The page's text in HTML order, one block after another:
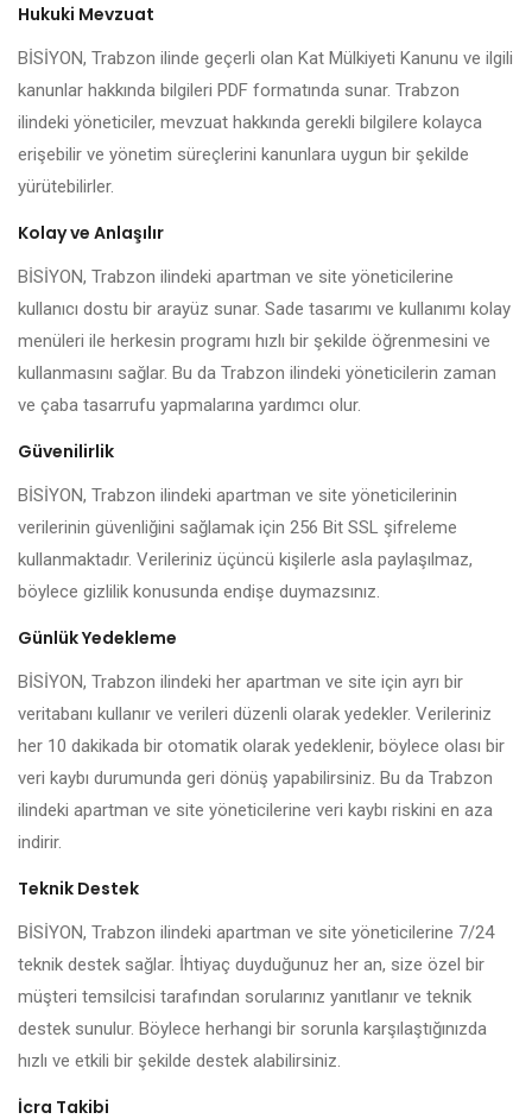
Hukuki Mevzuat
BİSİYON, Trabzon ilinde geçerli olan Kat Mülkiyeti Kanunu ve ilgili
kanunlar hakkında bilgileri PDF formatında sunar. Trabzon
ilindeki yöneticiler, mevzuat hakkında gerekli bilgilere kolayca
erişebilir ve yönetim süreçlerini kanunlara uygun bir şekilde
yürütebilirler.
Kolay ve Anlaşılır
BİSİYON, Trabzon ilindeki apartman ve site yöneticilerine
kullanıcı dostu bir arayüz sunar. Sade tasarımı ve kullanımı kolay
menüleri ile herkesin programı hızlı bir şekilde öğrenmesini ve
kullanmasını sağlar. Bu da Trabzon ilindeki yöneticilerin zaman
ve çaba tasarrufu yapmalarına yardımcı olur.
Güvenilirlik
BİSİYON, Trabzon ilindeki apartman ve site yöneticilerinin
verilerinin güvenliğini sağlamak için 256 Bit SSL şifreleme
kullanmaktadır. Verileriniz üçüncü kişilerle asla paylaşılmaz,
böylece gizlilik konusunda endişe duymazsınız.
Günlük Yedekleme
BİSİYON, Trabzon ilindeki her apartman ve site için ayrı bir
veritabanı kullanır ve verileri düzenli olarak yedekler. Verileriniz
her 10 dakikada bir otomatik olarak yedeklenir, böylece olası bir
veri kaybı durumunda geri dönüş yapabilirsiniz. Bu da Trabzon
ilindeki apartman ve site yöneticilerine veri kaybı riskini en aza
indirir.
Teknik Destek
BİSİYON, Trabzon ilindeki apartman ve site yöneticilerine 7/24
teknik destek sağlar. İhtiyaç duyduğunuz her an, size özel bir
müşteri temsilcisi tarafından sorularınız yanıtlanır ve teknik
destek sunulur. Böylece herhangi bir sorunla karşılaştığınızda
hızlı ve etkili bir şekilde destek alabilirsiniz.
İcra Takibi